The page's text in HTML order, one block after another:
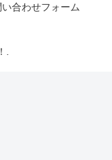
い合わせフォーム